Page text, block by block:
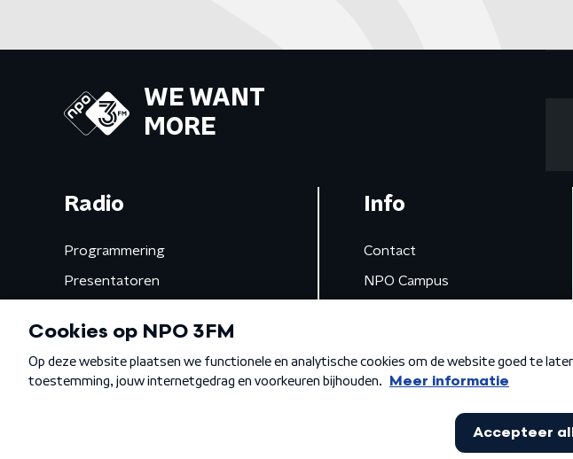
WE WANT
MORE
Radio
Programmering
Presentatoren
Gemist
Info
Contact
NPO Campus
Algemene voorwaarden Privacybeleid